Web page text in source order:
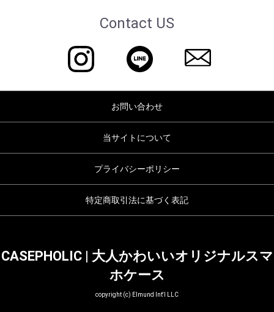
Contact US
お問い合わせ
当サイトについて
プライバシーポリシー
特定商取引法に基づく表記
CASEPHOLIC | 大人かわいいオリジナルスマ
ホケース
copyright (c) Elmund Int'l LLC